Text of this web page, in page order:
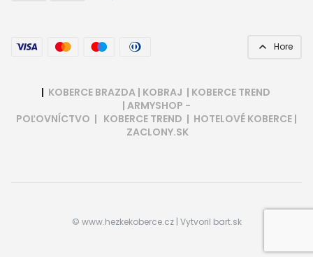
Hore
| KOBERCE BRAZDA | KOBRAJ | KOBERCE TREND
| ARMYSHOP -
POĽOVNÍCTVO | KOBERCE TREND | HOTELOVÉ KOBERCE |
ZACLONY.SK
© www.hezkekoberce.cz| Vytvoril bart.sk